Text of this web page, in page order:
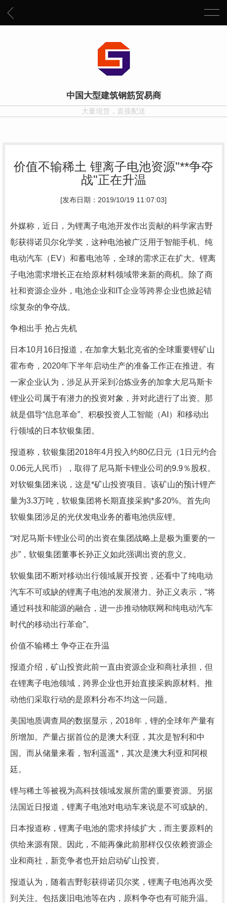
中国大型建筑钢筋贸易商
大量现货，直接配送
价值不输稀土 锂离子电池资源"**争夺
战"正在升温
[发布日期：2019/10/19 11:07:03]
外媒称，近日，为锂离子电池开发作出贡献的科学家吉野
彰获得诺贝尔化学奖，这种电池被广泛用于智能手机、纯
电动汽车（EV）和蓄电池等，全球的需求正在扩大。锂离
子电池需求增长正在给原材料领域带来新的商机。除了商
社和资源企业外，电池企业和IT企业等跨界企业也掀起错
综复杂的争夺战。
争相出手 抢占先机
日本10月16日报道，在加拿大魁北克省的全球重要锂矿山
霍布奇，2020年下半年启动生产的准备工作正在推进。有
一家企业认为，涉足从开采到冶炼业务的加拿大尼马斯卡
锂业公司属于有潜力的投资对象，并对此进行了出资。那
就是倡导“信息革命”、积极投资人工智能（AI）和移动出
行领域的日本软银集团。
报道称，软银集团2018年4月投入约80亿日元（1日元约合
0.06元人民币），取得了尼马斯卡锂业公司的9.9％股权。
对软银集团来说，这是*矿山投资项目。该矿山的预计锂产
量为3.3万吨，软银集团将长期直接采购*多20%。首先向
软银集团涉足的光伏发电业务的蓄电池供应锂。
“对尼马斯卡锂业公司的出资在集团战略上是极为重要的一
步”，软银集团董事长孙正义如此强调出资的意义。
软银集团不断对移动出行领域展开投资，还看中了纯电动
汽车不可或缺的锂离子电池的发展潜力。孙正义表示，“将
通过科技和能源的融合，进一步推动物联网和纯电动汽车
时代的移动出行革命”。
价值不输稀土 争夺正在升温
报道介绍，矿山投资此前一直由资源企业和商社承担，但
在锂离子电池领域，跨界企业也开始直接采购原材料。推
动他们采取行动的是原料分布不均这一问题。
美国地质调查局的数据显示，2018年，锂的全球年产量有
所增加。产量占据首位的是澳大利亚，其次是智利和中
国。而从储量来看，智利遥遥*，其次是澳大利亚和阿根
廷。
锂与稀土等被视为高科技领域发展所需的重要资源。另据
法国近日报道，锂离子电池对电动车来说是不可或缺的。
日本报道称，锂离子电池的需求持续扩大，而主要原料的
供给来源有限。因此，不能再像此前那样仅仅依赖资源企
业和商社，新竞争者也开始启动矿山投资。
报道认为，随着吉野彰获得诺贝尔奖，锂离子电池再次受
到关注。包括废旧电池等在内，原料争夺也有可能升温。